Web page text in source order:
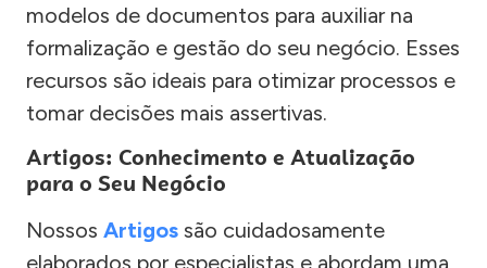
modelos de documentos para auxiliar na
formalização e gestão do seu negócio. Esses
recursos são ideais para otimizar processos e
tomar decisões mais assertivas.
Artigos: Conhecimento e Atualização
para o Seu Negócio
Nossos Artigos são cuidadosamente